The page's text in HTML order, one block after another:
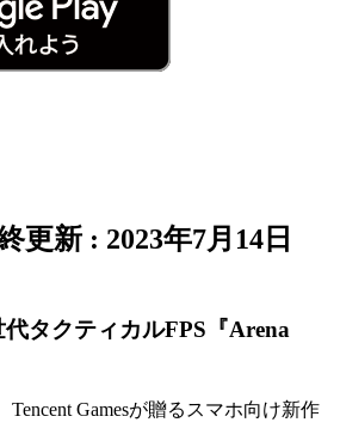
更新 : 2023年7月14日
タクティカルFPS『Arena
Tencent Gamesが贈るスマホ向け新作